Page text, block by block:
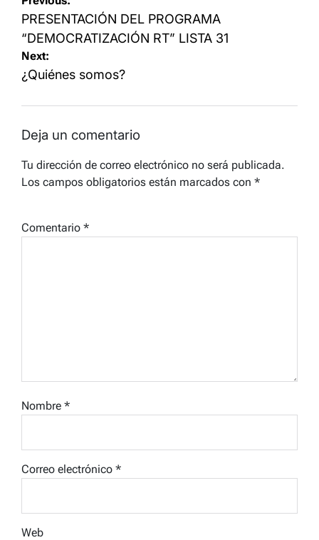
de
entradas
PRESENTACIÓN DEL PROGRAMA
“DEMOCRATIZACIÓN RT” LISTA 31
Next:
¿Quiénes somos?
Deja un comentario
Tu dirección de correo electrónico no será publicada.
Los campos obligatorios están marcados con *
Comentario *
Nombre *
Correo electrónico *
Web